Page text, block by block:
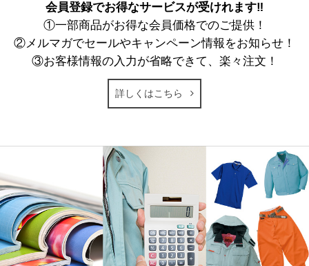
会員登録でお得なサービスが受けれます‼
①一部商品がお得な会員価格でのご提供！
②メルマガでセールやキャンペーン情報をお知らせ！
③お客様情報の入力が省略できて、楽々注文！
詳しくはこちら